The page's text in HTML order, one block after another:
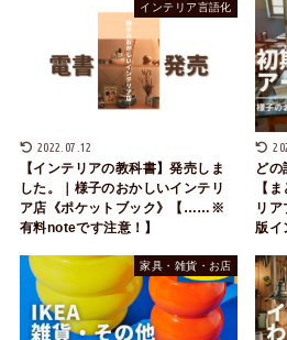
インテリア言語化
2022.07.12
【インテリアの教科書】発売しま
した。｜様子のおかしいインテリ
ア店《ポケットブック》【……※
有料noteです注意！】
どの
【
リ
版イ
家具・雑貨・お店